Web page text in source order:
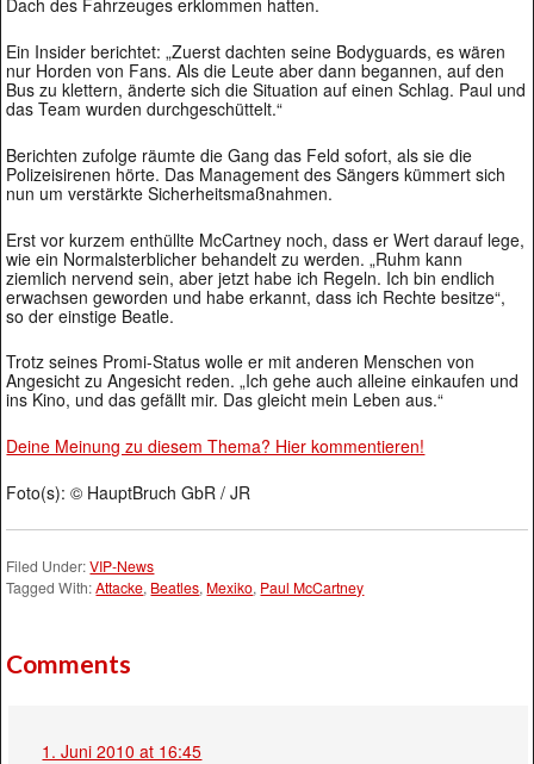
Dach des Fahrzeuges erklommen hatten.
Ein Insider berichtet: „Zuerst dachten seine Bodyguards, es wären
nur Horden von Fans. Als die Leute aber dann begannen, auf den
Bus zu klettern, änderte sich die Situation auf einen Schlag. Paul und
das Team wurden durchgeschüttelt.“
Berichten zufolge räumte die Gang das Feld sofort, als sie die
Polizeisirenen hörte. Das Management des Sängers kümmert sich
nun um verstärkte Sicherheitsmaßnahmen.
Erst vor kurzem enthüllte McCartney noch, dass er Wert darauf lege,
wie ein Normalsterblicher behandelt zu werden. „Ruhm kann
ziemlich nervend sein, aber jetzt habe ich Regeln. Ich bin endlich
erwachsen geworden und habe erkannt, dass ich Rechte besitze“,
so der einstige Beatle.
Trotz seines Promi-Status wolle er mit anderen Menschen von
Angesicht zu Angesicht reden. „Ich gehe auch alleine einkaufen und
ins Kino, und das gefällt mir. Das gleicht mein Leben aus.“
Deine Meinung zu diesem Thema? Hier kommentieren!
Foto(s): © HauptBruch GbR / JR
Filed Under:VIP-News
Tagged With:Attacke, Beatles, Mexiko, Paul McCartney
Comments
1. Juni 2010 at 16:45